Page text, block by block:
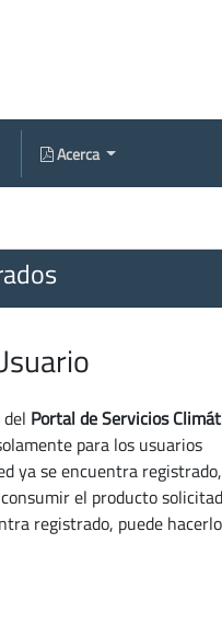
Acerca
Portal de Servicios
para los usuarios
ya se encuentra
el producto
registrado, puede